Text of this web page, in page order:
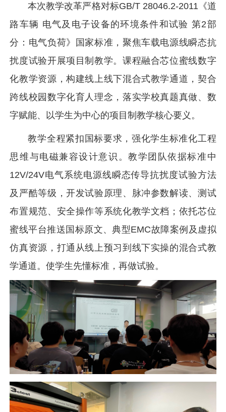
本次教学改革严格对标GB/T 28046.2-2011《道
路车辆 电气及电子设备的环境条件和试验 第2部
分：电气负荷》国家标准，聚焦车载电源线瞬态抗
扰度试验开展项目制教学。课程融合芯位蜜线数字
化教学资源，构建线上线下混合式教学通道，契合
跨线校园数字化育人理念，落实学校真题真做、数
字赋能、以学生为中心的项目制教学核心要义。
教学全程紧扣国标要求，强化学生标准化工程
思维与电磁兼容设计意识。教学团队依据标准中
12V/24V电气系统电源线瞬态传导抗扰度试验方法
及严酷等级，开发试验原理、脉冲参数解读、测试
布置规范、安全操作等系统化教学文档；依托芯位
蜜线平台推送国标原文、典型EMC故障案例及虚拟
仿真资源，打通从线上预习到线下实操的混合式教
学通道。使学生先懂标准，再做试验。